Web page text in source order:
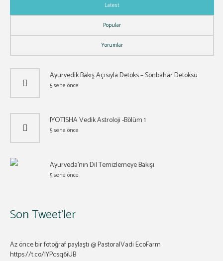
Latest
Popular
Yorumlar
Ayurvedik Bakış Açısıyla Detoks – Sonbahar Detoksu
5 sene önce
JYOTISHA Vedik Astroloji -Bölüm 1
5 sene önce
Ayurveda’nın Dil Temizlemeye Bakışı
5 sene önce
Son Tweet’ler
Az önce bir fotoğraf paylaştı @ PastoralVadi EcoFarm
https://t.co/lYPcsq6iUB